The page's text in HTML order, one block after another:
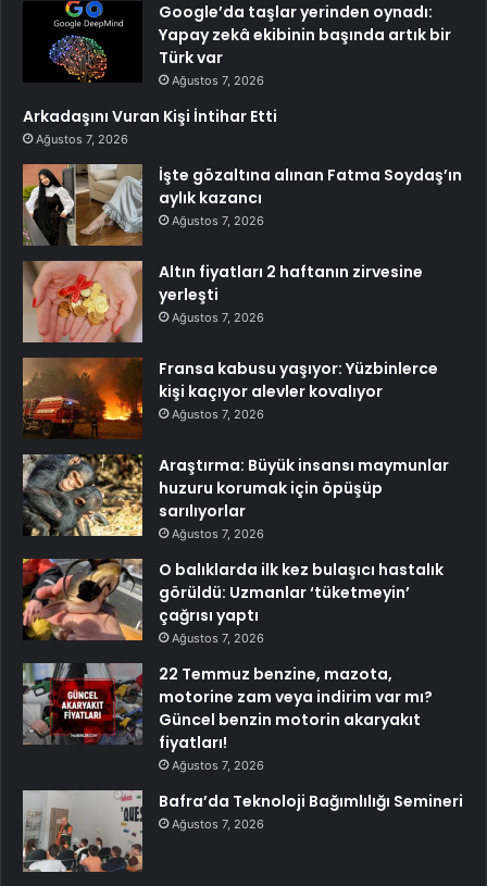
Google’da taşlar yerinden oynadı:
Yapay zekâ ekibinin başında artık bir
Türk var
Ağustos 7, 2026
Arkadaşını Vuran Kişi İntihar Etti
Ağustos 7, 2026
İşte gözaltına alınan Fatma Soydaş’ın
aylık kazancı
Ağustos 7, 2026
Altın fiyatları 2 haftanın zirvesine
yerleşti
Ağustos 7, 2026
Fransa kabusu yaşıyor: Yüzbinlerce
kişi kaçıyor alevler kovalıyor
Ağustos 7, 2026
Araştırma: Büyük insansı maymunlar
huzuru korumak için öpüşüp
sarılıyorlar
Ağustos 7, 2026
O balıklarda ilk kez bulaşıcı hastalık
görüldü: Uzmanlar ‘tüketmeyin’
çağrısı yaptı
Ağustos 7, 2026
22 Temmuz benzine, mazota,
motorine zam veya indirim var mı?
Güncel benzin motorin akaryakıt
fiyatları!
Ağustos 7, 2026
Bafra’da Teknoloji Bağımlılığı Semineri
Ağustos 7, 2026